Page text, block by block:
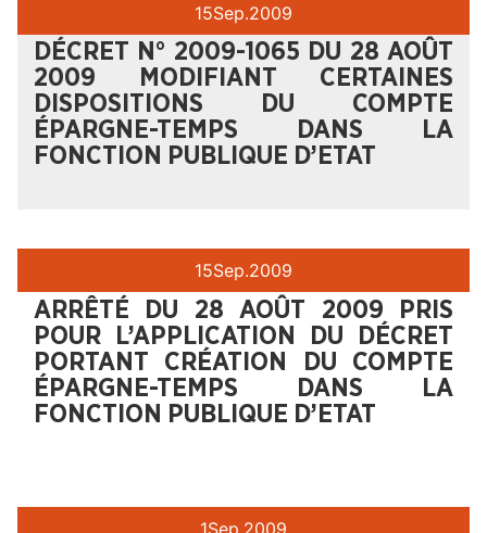
15Sep.2009
DÉCRET N° 2009-1065 DU 28 AOÛT
2009 MODIFIANT CERTAINES
DISPOSITIONS DU COMPTE
ÉPARGNE-TEMPS DANS LA
FONCTION PUBLIQUE D’ETAT
15Sep.2009
ARRÊTÉ DU 28 AOÛT 2009 PRIS
POUR L’APPLICATION DU DÉCRET
PORTANT CRÉATION DU COMPTE
ÉPARGNE-TEMPS DANS LA
FONCTION PUBLIQUE D’ETAT